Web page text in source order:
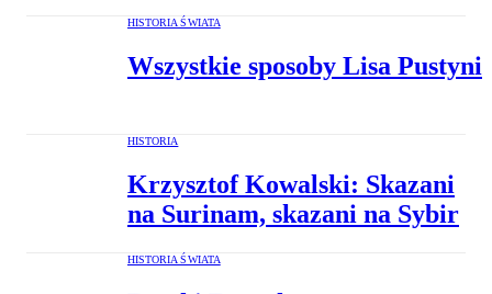
HISTORIA ŚWIATA
Wszystkie sposoby Lisa Pustyni
HISTORIA
Krzysztof Kowalski: Skazani
na Surinam, skazani na Sybir
HISTORIA ŚWIATA